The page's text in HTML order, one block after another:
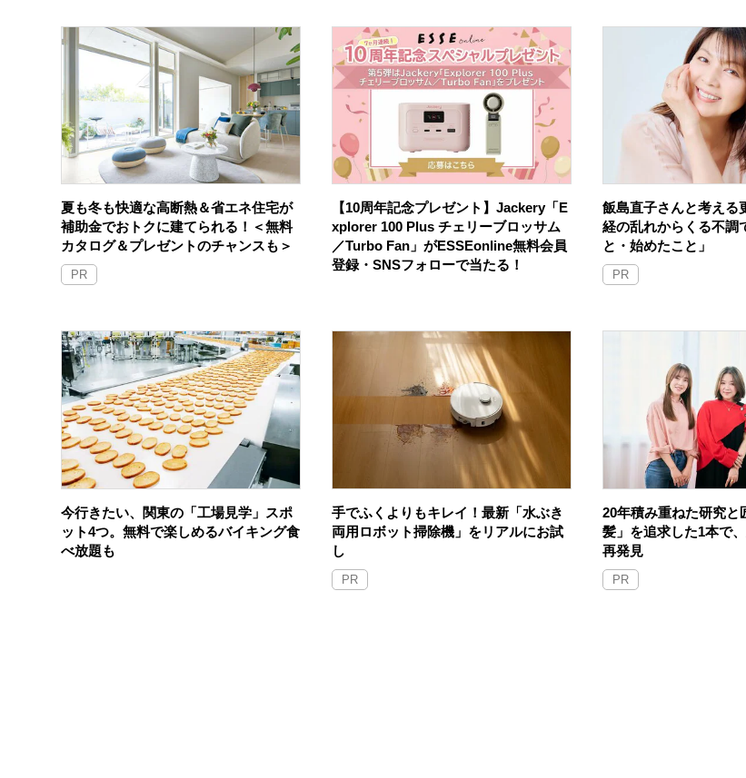
夏も冬も快適な高断熱＆省エネ住宅が
補助金でおトクに建てられる！＜無料
カタログ＆プレゼントのチャンスも＞
PR
【10周年記念プレゼント】Jackery「E
xplorer 100 Plus チェリーブロッサム
／Turbo Fan」がESSEonline無料会員
登録・SNSフォローで当たる！
飯島直子さんと考える
経の乱れからくる不調
と・始めたこと」
PR
今行きたい、関東の「工場見学」スポ
ット4つ。無料で楽しめるバイキング食
べ放題も
手でふくよりもキレイ！最新「水ぶき
両用ロボット掃除機」をリアルにお試
し
PR
20年積み重ねた研究と
髪」を追求した1本で
再発見
PR